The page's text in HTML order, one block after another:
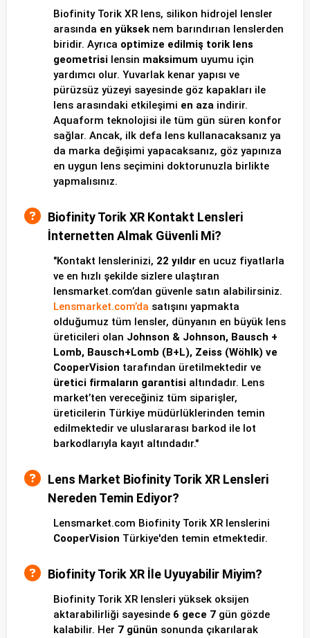
Biofinity Torik XR lens, silikon hidrojel lensler
arasında en yüksek nem barındırıan lenslerden
biridir. Ayrıca optimize edilmiş torik lens
geometrisi lensin maksimum uyumu için
yardımcı olur. Yuvarlak kenar yapısı ve
pürüzsüz yüzeyi sayesinde göz kapakları ile
lens arasındaki etkileşimi en aza indirir.
Aquaform teknolojisi ile tüm gün süren konfor
sağlar. Ancak, ilk defa lens kullanacaksanız ya
da marka değişimi yapacaksanız, göz yapınıza
en uygun lens seçimini doktorunuzla birlikte
yapmalısınız.
Biofinity Torik XR Kontakt Lensleri
İnternetten Almak Güvenli Mi?
"Kontakt lenslerinizi, 22 yıldır en ucuz fiyatlarla
ve en hızlı şekilde sizlere ulaştıran
lensmarket.com’dan güvenle satın alabilirsiniz.
Lensmarket.com’da satışını yapmakta
olduğumuz tüm lensler, dünyanın en büyük lens
üreticileri olan Johnson & Johnson, Bausch +
Lomb, Bausch+Lomb (B+L), Zeiss (Wöhlk) ve
CooperVision tarafından üretilmektedir ve
üretici firmaların garantisi altındadır. Lens
market’ten vereceğiniz tüm siparişler,
üreticilerin Türkiye müdürlüklerinden temin
edilmektedir ve uluslararası barkod ile lot
barkodlarıyla kayıt altındadır."
Lens Market Biofinity Torik XR Lensleri
Nereden Temin Ediyor?
Lensmarket.com Biofinity Torik XR lenslerini
CooperVision Türkiye'den temin etmektedir.
Biofinity Torik XR İle Uyuyabilir Miyim?
Biofinity Torik XR lensleri yüksek oksijen
aktarabilirliği sayesinde 6 gece 7 gün gözde
kalabilir. Her 7 günün sonunda çıkarılarak